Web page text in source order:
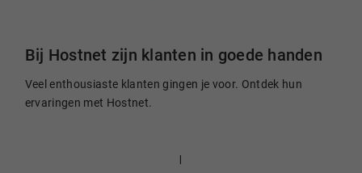
Bij Hostnet zijn klanten in goede handen
Veel enthousiaste klanten gingen je voor. Ontdek hun
ervaringen met Hostnet.